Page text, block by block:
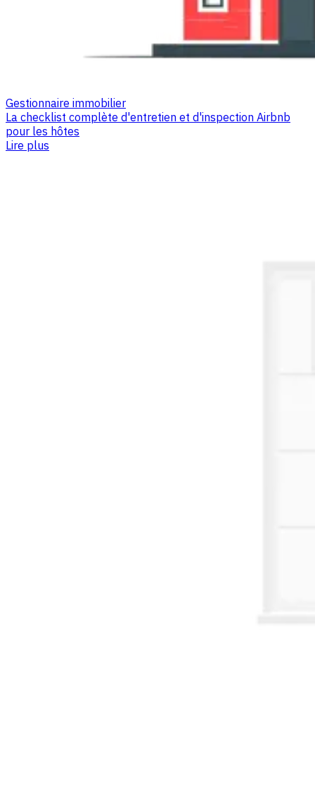
Gestionnaire immobilier
La checklist complète d'entretien et d'inspection Airbnb
pour les hôtes
Lire plus